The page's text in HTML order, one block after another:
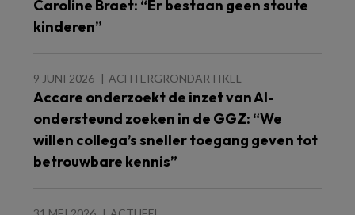
Caroline Braet: “Er bestaan geen stoute
kinderen”
9 JUNI 2026 ACHTERGRONDARTIKEL
Accare onderzoekt de inzet van AI-
ondersteund zoeken in de GGZ: “We
willen collega’s sneller toegang geven tot
betrouwbare kennis”